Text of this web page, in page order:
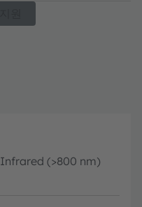
Infrared (>800 nm)